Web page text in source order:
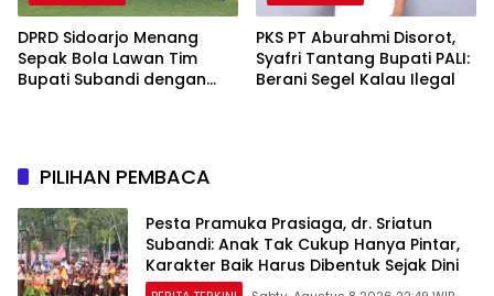
DPRD Sidoarjo Menang
Sepak Bola Lawan Tim
Bupati Subandi dengan
PKS PT Aburahmi Disorot,
Syafri Tantang Bupati PALI:
Berani Segel Kalau Ilegal
PILIHAN PEMBACA
Pesta Pramuka Prasiaga, dr. Sriatun
Subandi: Anak Tak Cukup Hanya Pintar,
Karakter Baik Harus Dibentuk Sejak Dini